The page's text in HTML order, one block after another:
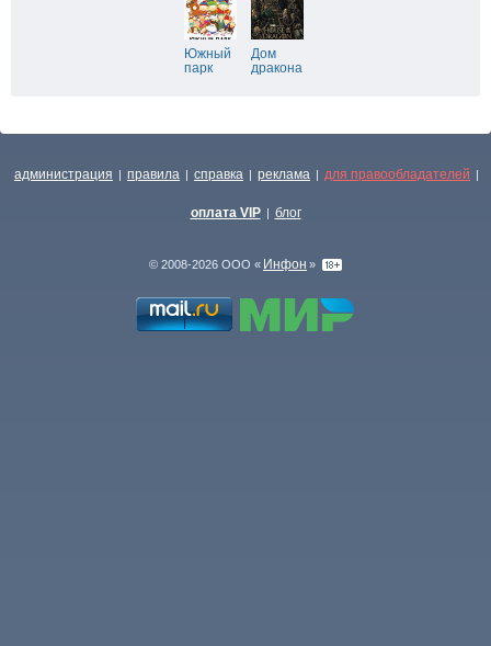
Южный
парк
Дом
дракона
администрация | правила | справка | реклама | для правообладателей |
оплата VIP | блог
© 2008-2026 ООО « Инфон »